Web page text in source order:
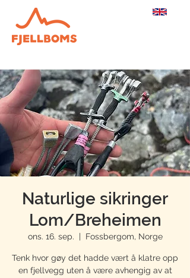
Naturlige sikringer
Lom/Breheimen
ons. 16. sep.
  |
Fossbergom, Norge
Tenk hvor gøy det hadde vært å klatre opp
en fjellvegg uten å være avhengig av at